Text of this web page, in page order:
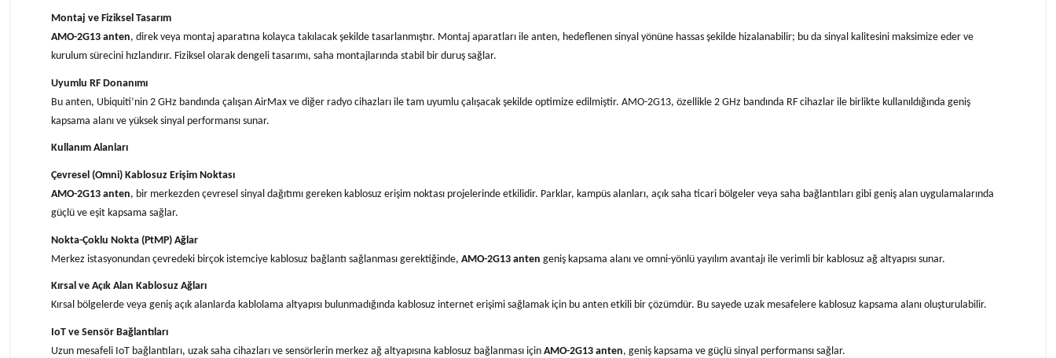
Montaj ve Fiziksel Tasarım
AMO-2G13 anten, direk veya montaj aparatına kolayca takılacak şekilde tasarlanmıştır. Montaj aparatları ile anten, hedeflenen sinyal yönüne hassas şekilde hizalanabilir; bu da sinyal kalitesini maksimize eder ve
kurulum sürecini hızlandırır. Fiziksel olarak dengeli tasarımı, saha montajlarında stabil bir duruş sağlar.
Uyumlu RF Donanımı
Bu anten, Ubiquiti’nin 2 GHz bandında çalışan AirMax ve diğer radyo cihazları ile tam uyumlu çalışacak şekilde optimize edilmiştir. AMO-2G13, özellikle 2 GHz bandında RF cihazlar ile birlikte kullanıldığında geniş
kapsama alanı ve yüksek sinyal performansı sunar.
Kullanım Alanları
Çevresel (Omni) Kablosuz Erişim Noktası
AMO-2G13 anten, bir merkezden çevresel sinyal dağıtımı gereken kablosuz erişim noktası projelerinde etkilidir. Parklar, kampüs alanları, açık saha ticari bölgeler veya saha bağlantıları gibi geniş alan uygulamalarında
güçlü ve eşit kapsama sağlar.
Nokta-Çoklu Nokta (PtMP) Ağlar
Merkez istasyonundan çevredeki birçok istemciye kablosuz bağlantı sağlanması gerektiğinde, AMO-2G13 anten geniş kapsama alanı ve omni-yönlü yayılım avantajı ile verimli bir kablosuz ağ altyapısı sunar.
Kırsal ve Açık Alan Kablosuz Ağları
Kırsal bölgelerde veya geniş açık alanlarda kablolama altyapısı bulunmadığında kablosuz internet erişimi sağlamak için bu anten etkili bir çözümdür. Bu sayede uzak mesafelere kablosuz kapsama alanı oluşturulabilir.
IoT ve Sensör Bağlantıları
Uzun mesafeli IoT bağlantıları, uzak saha cihazları ve sensörlerin merkez ağ altyapısına kablosuz bağlanması için AMO-2G13 anten, geniş kapsama ve güçlü sinyal performansı sağlar.